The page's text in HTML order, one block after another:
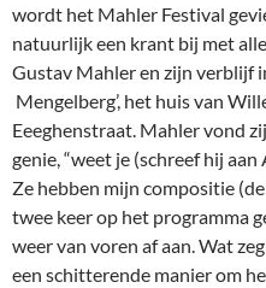
wordt het Mahler Festival
natuurlijk een krant bij met
Gustav Mahler en zijn verblijf
Mengelberg’, het huis van
Eeeghenstraat. Mahler vond
genie, “weet je (schreef hij
Ze hebben mijn compositie
twee keer op het programma
weer van voren af aan. Wat
een schitterende manier om